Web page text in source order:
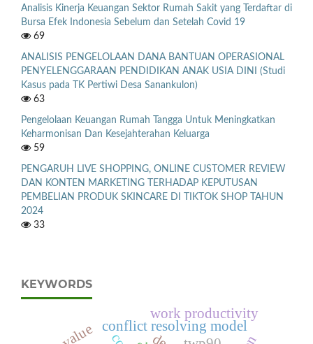
Analisis Kinerja Keuangan Sektor Rumah Sakit yang Terdaftar di
Bursa Efek Indonesia Sebelum dan Setelah Covid 19
69
ANALISIS PENGELOLAAN DANA BANTUAN OPERASIONAL
PENYELENGGARAAN PENDIDIKAN ANAK USIA DINI (Studi
Kasus pada TK Pertiwi Desa Sanankulon)
63
Pengelolaan Keuangan Rumah Tangga Untuk Meningkatkan
Keharmonisan Dan Kesejahterahan Keluarga
59
PENGARUH LIVE SHOPPING, ONLINE CUSTOMER REVIEW
DAN KONTEN MARKETING TERHADAP KEPUTUSAN
PEMBELIAN PRODUK SKINCARE DI TIKTOK SHOP TAHUN
2024
33
KEYWORDS
conflict resolving model
work productivity